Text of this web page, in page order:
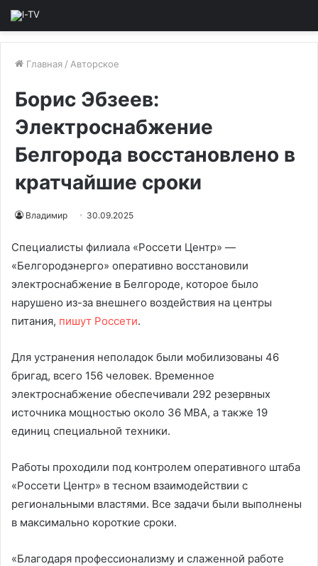
Главная / Авторское
Борис Эбзеев:
Электроснабжение
Белгорода восстановлено в
кратчайшие сроки
Владимир 30.09.2025
Специалисты филиала «Россети Центр» —
«Белгородэнерго» оперативно восстановили
электроснабжение в Белгороде, которое было
нарушено из-за внешнего воздействия на центры
питания, пишут Россети.
Для устранения неполадок были мобилизованы 46
бригад, всего 156 человек. Временное
электроснабжение обеспечивали 292 резервных
источника мощностью около 36 МВА, а также 19
единиц специальной техники.
Работы проходили под контролем оперативного штаба
«Россети Центр» в тесном взаимодействии с
региональными властями. Все задачи были выполнены
в максимально короткие сроки.
«Благодаря профессионализму и слаженной работе